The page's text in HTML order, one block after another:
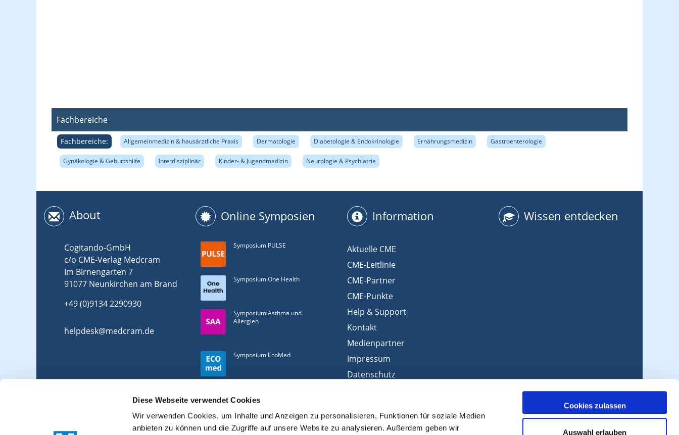
Diese Webseite verwendet Cookies
Wir verwenden Cookies, um Inhalte und Anzeigen zu personalisieren, Funktionen für soziale Medien
anbieten zu können und die Zugriffe auf unsere Website zu analysieren. Außerdem geben wir
Cookies zulassen
Auswahl erlauben
Fachbereiche
Fachbereiche: Allgemeinmedizin & hausärztliche Praxis Dermatologie Diabetologie & Endokrinologie Ernährungsmedizin Gastroenterologie
Gynäkologie & Geburtshilfe Interdisziplinär Kinder- & Jugendmedizin Neurologie & Psychiatrie
About
Cogitando-GmbH
c/o CME-Verlag Medcram
Im Birnengarten 7
91077 Neunkirchen am Brand
+49 (0)9134 2290930
helpdesk@medcram.de
Online Symposien
Symposium PULSE
Symposium One Health
Symposium Asthma und
Allergien
Symposium EcoMed
ADIPOSITAS
Information
Aktuelle CME
CME-Leitlinie
CME-Partner
CME-Punkte
Help & Support
Kontakt
Medienpartner
Impressum
Datenschutz
Wissen entdecken